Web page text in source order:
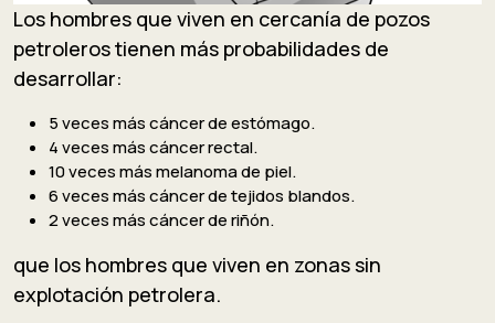
Los hombres que viven en cercanía de pozos
petroleros tienen más probabilidades de
desarrollar:
5 veces más cáncer de estómago.
4 veces más cáncer rectal.
10 veces más melanoma de piel.
6 veces más cáncer de tejidos blandos.
2 veces más cáncer de riñón.
que los hombres que viven en zonas sin
explotación petrolera.